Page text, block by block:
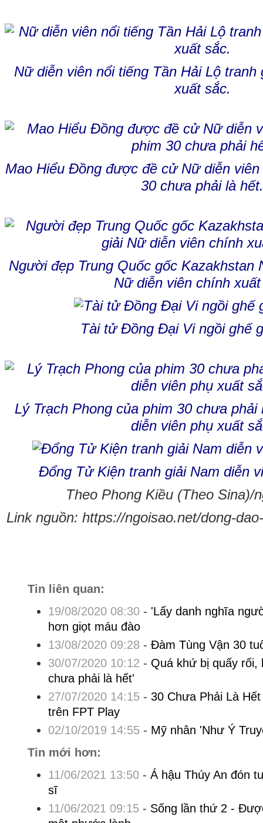
Nữ diễn viên nổi tiếng Tần Hải Lộ tranh
xuất sắc.
Mao Hiểu Đồng được đề cử Nữ diễn
30 chưa phải là
Người đẹp Trung Quốc gốc Kazakhstan
Nữ diễn viên chính
Tài tử Đồng Đại Vi ngồi ghế
Lý Trạch Phong của phim 30 chưa
diễn viên phụ xuất
Đổng Tử Kiện tranh giải Nam diễn
Theo Phong Kiều (Theo Sina)/
Link nguồn: https://ngoisao.net/dong-
Tin liên quan:
19/08/2020 08:30- 'Lấy danh nghĩa
hơn giọt máu đào
13/08/2020 09:28 - Đàm Tùng Vận 30
30/07/2020 10:12 - Quá khứ bị quấy rối,
chưa phải là hết'
27/07/2020 14:15- 30 Chưa Phải Là
trên FPT Play
02/10/2019 14:55- Mỹ nhân 'Như Ý
Tin mới hơn:
11/06/2021 13:50- Á hậu Thúy An đón
sĩ
11/06/2021 09:15- Sống lần thứ 2 -